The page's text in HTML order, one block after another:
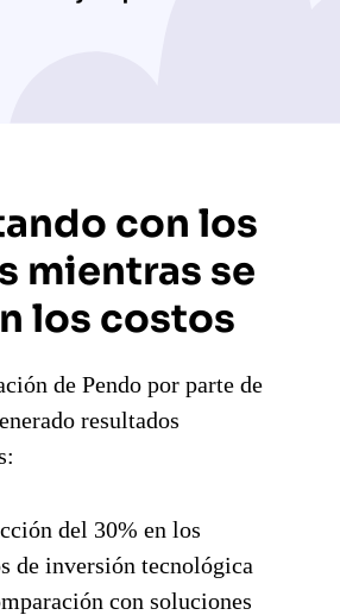
con los
mientras se
los costos
de Pendo por parte de
resultados
del 30% en los
de inversión tecnológica
con soluciones